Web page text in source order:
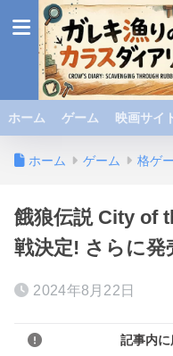
ホーム ゲーム 映画サイ
ホーム ゲーム 格ゲー
餓狼伝説 City of
戦決定! さらに発
2024年8月22日
記事内